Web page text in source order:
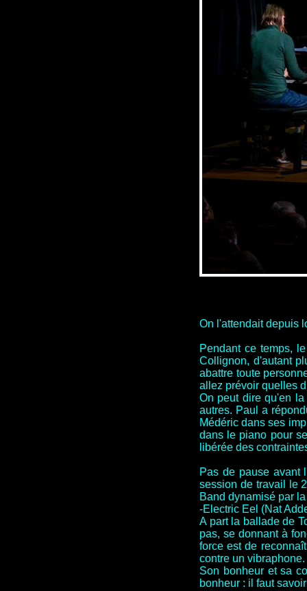
On l'attendait depuis
Pendant ce temps,
Collignon, d'autant
abattre toute
allez prévoir quelles
On peut dire qu'en
autres. Paul a
Médéric dans ses
dans le piano pour
libérée des
Pas de pause avant
session de travail le
Band dynamisé par
-Electric Eel (Nat
A part la ballade de
pas, se donnant à
force est de
contre un
Son bonheur et sa
bonheur : il faut